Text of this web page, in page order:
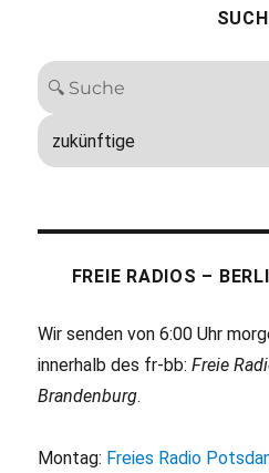
FREIE RADIOS –
Wir senden von 6:00 Uhr
innerhalb des fr-bb:Freie
Brandenburg.
Montag: Freies Radio